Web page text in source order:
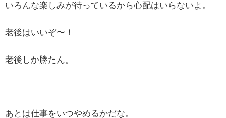
いろんな楽しみが待っているから心配はいらないよ。
老後はいいぞ〜！
老後しか勝たん。
あとは仕事をいつやめるかだな。